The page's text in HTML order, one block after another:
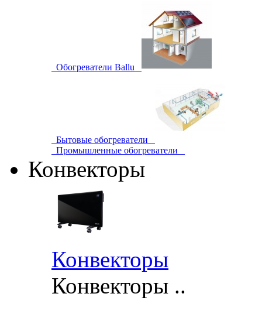
Обогреватели Ballu
Бытовые обогреватели
Промышленные обогреватели
Конвекторы
Конвекторы
Конвекторы ..